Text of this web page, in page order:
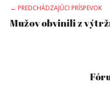
Post
← PREDCHÁDZAJÚCI PRÍSPEVOK
Mužov obvinili z